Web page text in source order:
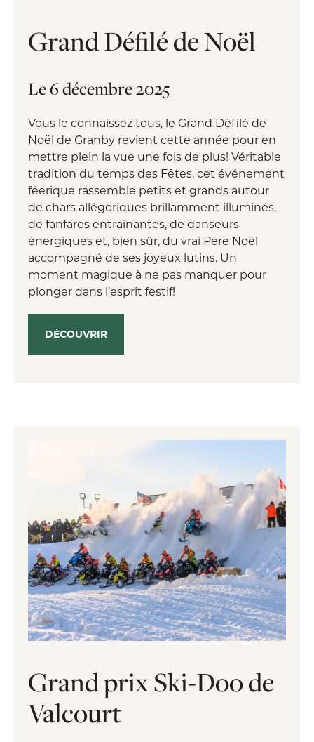
Grand Défilé de Noël
Le 6 décembre 2025
Vous le connaissez tous, le Grand Défilé de
Noël de Granby revient cette année pour en
mettre plein la vue une fois de plus! Véritable
tradition du temps des Fêtes, cet événement
féerique rassemble petits et grands autour
de chars allégoriques brillamment illuminés,
de fanfares entraînantes, de danseurs
énergiques et, bien sûr, du vrai Père Noël
accompagné de ses joyeux lutins. Un
moment magique à ne pas manquer pour
plonger dans l’esprit festif!
DÉCOUVRIR
Grand prix Ski-Doo de
Valcourt